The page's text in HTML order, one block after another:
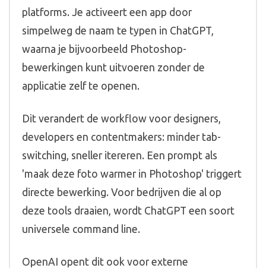
platforms. Je activeert een app door
simpelweg de naam te typen in ChatGPT,
waarna je bijvoorbeeld Photoshop-
bewerkingen kunt uitvoeren zonder de
applicatie zelf te openen.
Dit verandert de workflow voor designers,
developers en contentmakers: minder tab-
switching, sneller itereren. Een prompt als
'maak deze foto warmer in Photoshop' triggert
directe bewerking. Voor bedrijven die al op
deze tools draaien, wordt ChatGPT een soort
universele command line.
OpenAI opent dit ook voor externe